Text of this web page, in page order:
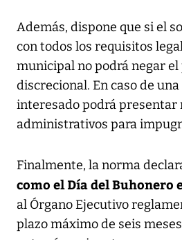
Además, dispone que si el
con todos los requisitos
municipal no podrá negar
discrecional. En caso de
interesado podrá presentar
administrativos para
Finalmente, la norma
como el Día del Buhonero
al Órgano Ejecutivo
plazo máximo de seis